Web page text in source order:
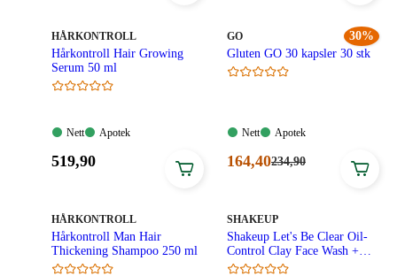
MERKE:
HÅRKONTROLL
Hårkontroll Hair Growing
Serum 50 ml
Nett:
Nett
Apotek:
Apotek
Pris:
519,90
30%
MERKE
GO
Gluten GO 30 kapsler 30 stk
Nett:
Nett
Apotek:
Apotek
Nåværende
kroner.
164,40Førpris:
234,90
MERKE:
HÅRKONTROLL
Hårkontroll Man Hair
Thickening Shampoo 250 ml
MERKE:
SHAKEUP
Shakeup Let's Be Clear Oil-
Control Clay Face Wash +
Mask 125 ml